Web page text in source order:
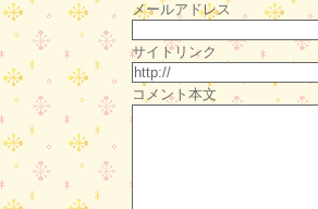
メールアドレス
サイトリンク
コメント本文